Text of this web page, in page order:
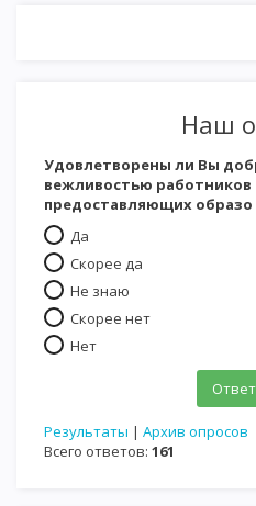
Наш
Удовлетворены ли Вы
вежливостью работников
предоставляющих образо
Да
Скорее да
Не знаю
Скорее нет
Нет
Результаты | Архив опросов
Всего ответов: 161